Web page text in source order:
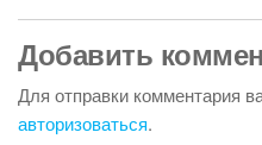
Добавить
Для отправки комментария
авторизоваться.